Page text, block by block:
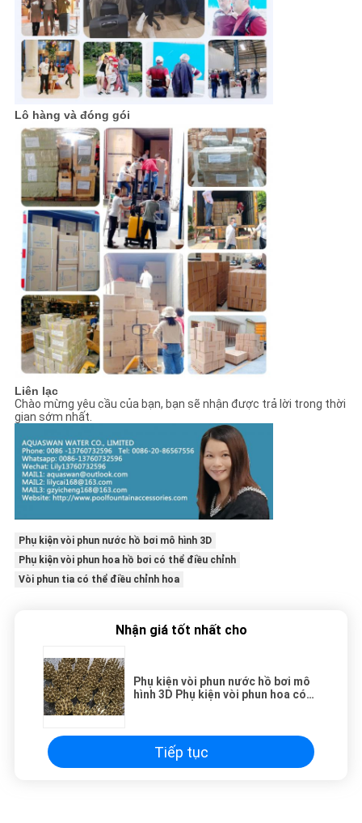
Lô hàng và đóng gói
Liên lạc
Chào mừng yêu cầu của bạn, bạn sẽ nhận được trả lời trong thời
gian sớm nhất.
Phụ kiện vòi phun nước hồ bơi mô hình 3D
Phụ kiện vòi phun hoa hồ bơi có thể điều chỉnh
Vòi phun tia có thể điều chỉnh hoa
Nhận giá tốt nhất cho
Phụ kiện vòi phun nước hồ bơi mô
hình 3D Phụ kiện vòi phun hoa có
Tiếp tục